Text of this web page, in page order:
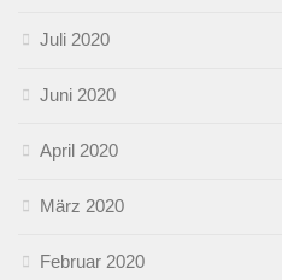
Juli 2020
Juni 2020
April 2020
März 2020
Februar 2020